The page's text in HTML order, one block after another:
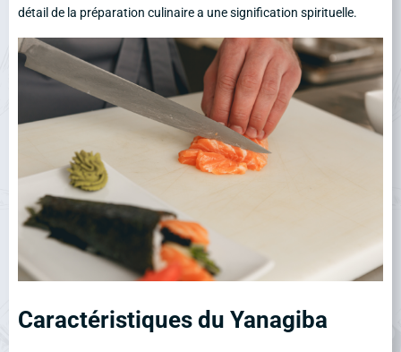
détail de la préparation culinaire a une signification spirituelle.
Caractéristiques du Yanagiba